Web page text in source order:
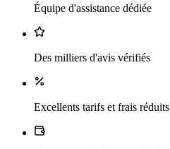
Équipe d'assistance dédiée
Des milliers d'avis vérifiés
Excellents tarifs et frais réduits